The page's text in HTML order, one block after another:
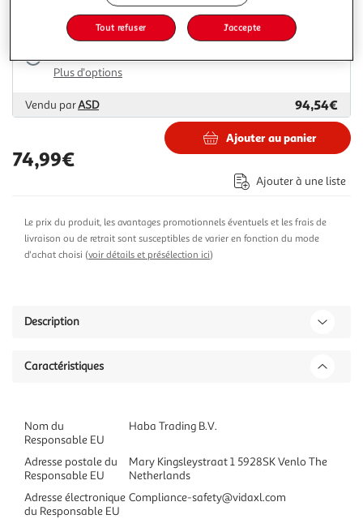
Multishop
Livraison dès 1/2 semaines
Livraison offerte
Plus d'options
Vendu parASD 94,54€
74,99€
Ajouter au panier
Ajouter à une liste
Le prix du produit, les avantages promotionnels éventuels et les frais de
livraison ou de retrait sont susceptibles de varier en fonction du mode
d'achat choisi (voir détails et présélection ici)
Description
Caractéristiques
Nom du
Responsable EU
Haba Trading B.V.
Adresse postale du
Responsable EU
Mary Kingsleystraat 1 5928SK Venlo The
Netherlands
Adresse électronique
du Responsable EU
Compliance-safety@vidaxl.com
Tout refuser J'accepte